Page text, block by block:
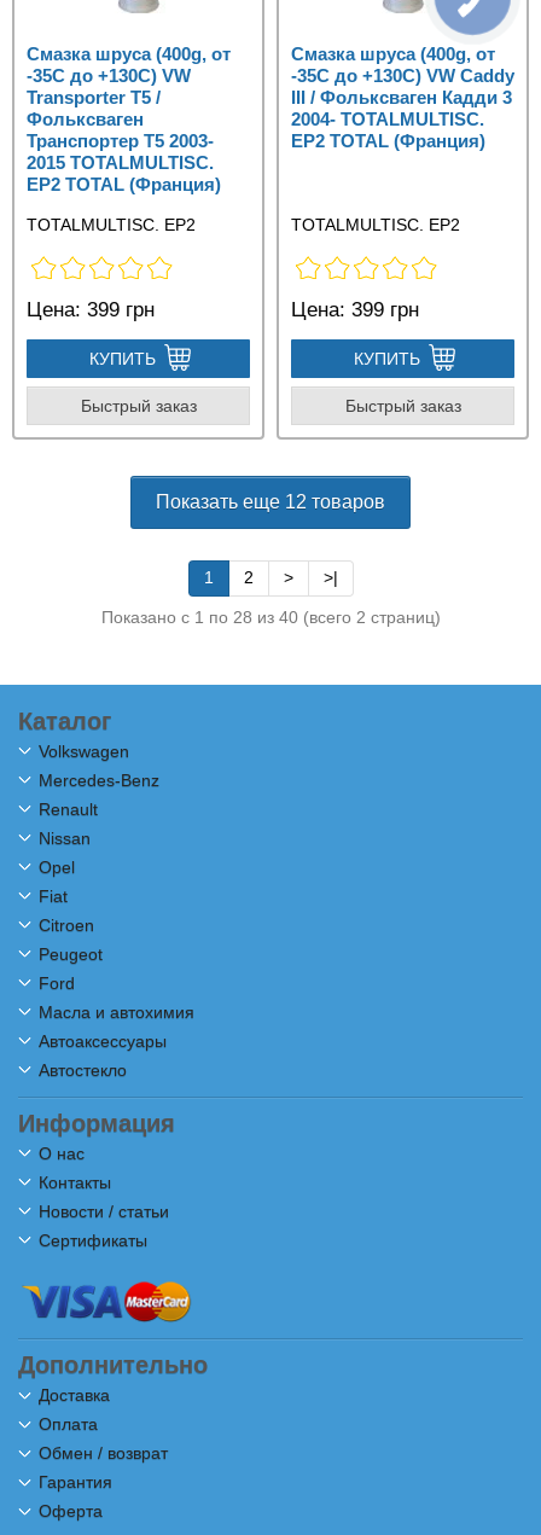
Смазка шруса (400g, от
-35С до +130C) VW
Transporter T5 /
Фольксваген
Транспортер Т5 2003-
2015 TOTALMULTISC.
EP2 TOTAL (Франция)
TOTALMULTISC. EP2
Цена: 399 грн
КУПИТЬ
Быстрый заказ
Смазка шруса (400g, от
-35С до +130C) VW Caddy
III / Фольксваген Кадди 3
2004- TOTALMULTISC.
EP2 TOTAL (Франция)
TOTALMULTISC. EP2
Цена: 399 грн
КУПИТЬ
Быстрый заказ
Показать еще 12 товаров
1 2 > >|
Показано с 1 по 28 из 40 (всего 2 страниц)
Каталог
Volkswagen
Mercedes-Benz
Renault
Nissan
Opel
Fiat
Citroen
Peugeot
Ford
Масла и автохимия
Автоаксессуары
Автостекло
Информация
О нас
Контакты
Новости / статьи
Сертификаты
Дополнительно
Доставка
Оплата
Обмен / возврат
Гарантия
Оферта